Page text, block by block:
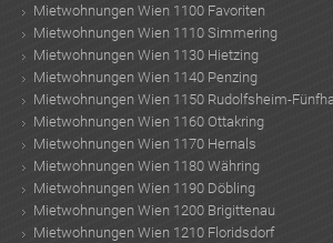
Mietwohnungen Wien 1100 Favoriten
Mietwohnungen Wien 1110 Simmering
Mietwohnungen Wien 1130 Hietzing
Mietwohnungen Wien 1140 Penzing
Mietwohnungen Wien 1150 Rudolfsheim-
Mietwohnungen Wien 1160 Ottakring
Mietwohnungen Wien 1170 Hernals
Mietwohnungen Wien 1180 Währing
Mietwohnungen Wien 1190 Döbling
Mietwohnungen Wien 1200 Brigittenau
Mietwohnungen Wien 1210 Floridsdorf